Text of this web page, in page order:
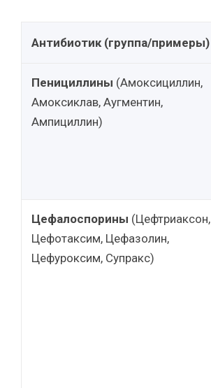
Антибиотик (группа/примеры)
Пенициллины (Амоксициллин,
Амоксиклав, Аугментин,
Ампициллин)
Цефалоспорины (Цефтриаксон,
Цефотаксим, Цефазолин,
Цефуроксим, Супракс)